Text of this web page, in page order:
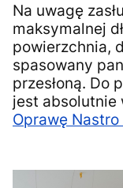
Na uwagę
maksymalnej
powierzchnia,
spasowany
przesłoną. Do
jest absolutnie
Oprawę